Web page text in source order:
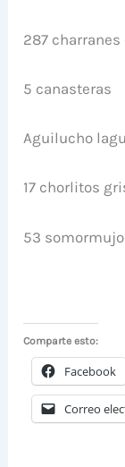
287
5 canasteras
Aguilucho
17 chorlitos
53
Comparte esto:
Facebook
Correo